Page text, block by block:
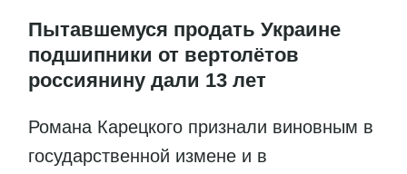
Пытавшемуся продать Украине
подшипники от вертолётов
россиянину дали 13 лет
Романа Карецкого признали виновным в
государственной измене и в